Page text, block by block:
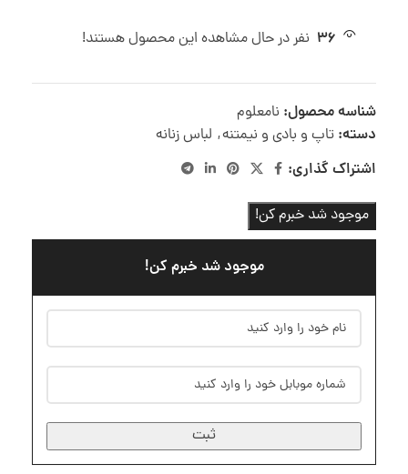
36 نفر در حال مشاهده این محصول هستند!
شناسه محصول: نامعلوم
دسته: تاپ و بادی و نیمتنه, لباس زنانه
اشتراک گذاری:
موجود شد خبرم کن!
موجود شد خبرم کن!
ثبت